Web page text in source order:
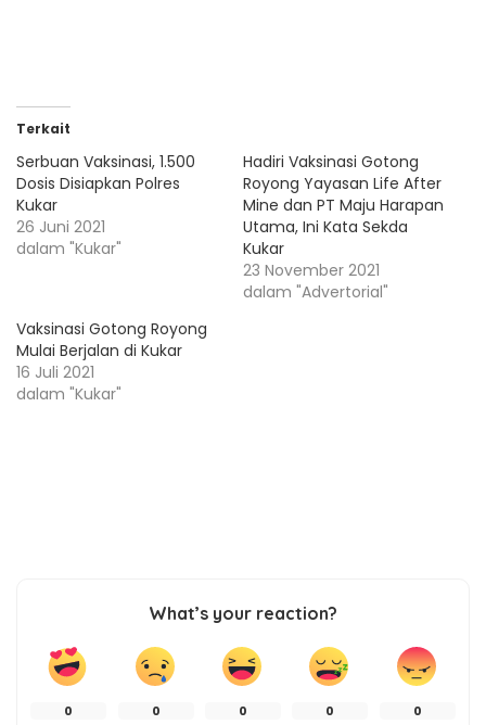
Terkait
Serbuan Vaksinasi, 1.500
Dosis Disiapkan Polres
Kukar
26 Juni 2021
dalam "Kukar"
Hadiri Vaksinasi Gotong
Royong Yayasan Life After
Mine dan PT Maju Harapan
Utama, Ini Kata Sekda
Kukar
23 November 2021
dalam "Advertorial"
Vaksinasi Gotong Royong
Mulai Berjalan di Kukar
16 Juli 2021
dalam "Kukar"
What’s your reaction?
0 0 0 0 0